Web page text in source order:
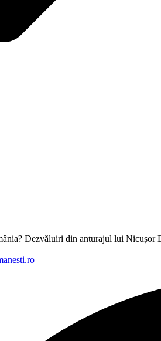
Dezvăluiri din anturajul lui Nicușor